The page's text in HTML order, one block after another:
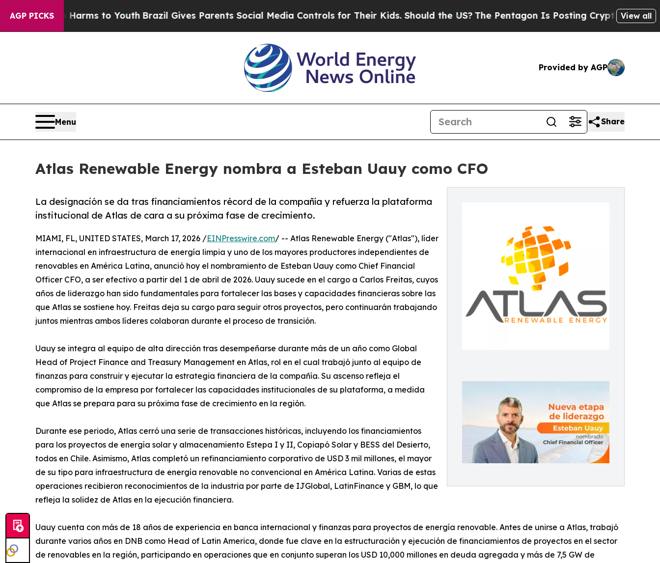
AGP PICKS
Abate Harms to YouthBrazil Gives Parents Social Media Controls for Their Kids. Should the US?The Pentagon Is Posting Cryptic BiblicalView all
Provided by AGP
Menu Share
Atlas Renewable Energy nombra a Esteban Uauy como​ ​CFO
La designación se da tras financiamientos récord de la compañía y refuerza la plataforma
institucional de Atlas de cara a su próxima fase de crecimiento.
MIAMI, FL, UNITED STATES, March 17, 2026 /EINPresswire.com/ -- Atlas Renewable Energy ("Atlas"), líder
internacional en infraestructura de energía limpia y uno de los mayores productores independientes de
renovables en América Latina, anunció hoy el nombramiento de Esteban Uauy como Chief Financial
Officer CFO, a ser efectivo a partir del 1 de abril de 2026. Uauy sucede en el cargo a Carlos Freitas, cuyos
años de liderazgo han sido fundamentales para fortalecer las bases y capacidades financieras sobre las
que Atlas se sostiene hoy. Freitas deja su cargo para seguir otros proyectos, pero continuarán trabajando
juntos mientras ambos líderes colaboran durante el proceso de transición.
Uauy se integra al equipo de alta dirección tras desempeñarse durante más de un año como Global
Head of Project Finance and Treasury Management en Atlas, rol en el cual trabajó junto al equipo de
finanzas para construir y ejecutar la estrategia financiera de la compañía. Su ascenso refleja el
compromiso de la empresa por fortalecer las capacidades institucionales de su plataforma, a medida
que Atlas se prepara para su próxima fase de crecimiento en la región.
Durante ese periodo, Atlas cerró una serie de transacciones históricas, incluyendo los financiamientos
para los proyectos de energía solar y almacenamiento Estepa I y II, Copiapó Solar y BESS del Desierto,
todos en Chile. Asimismo, Atlas completó un refinanciamiento corporativo de USD 3 mil millones, el mayor
de su tipo para infraestructura de energía renovable no convencional en América Latina. Varias de estas
operaciones recibieron reconocimientos de la industria por parte de IJGlobal, LatinFinance y GBM, lo que
refleja la solidez de Atlas en la ejecución financiera.
Uauy cuenta con más de 18 años de experiencia en banca internacional y finanzas para proyectos de energía renovable. Antes de unirse a Atlas, trabajó
durante varios años en DNB como Head of Latin America, donde fue clave en la estructuración y ejecución de financiamientos de proyectos en el sector
de renovables en la región, participando en operaciones que en conjunto superan los USD 10,000 millones en deuda agregada y más de 7,5 GW de